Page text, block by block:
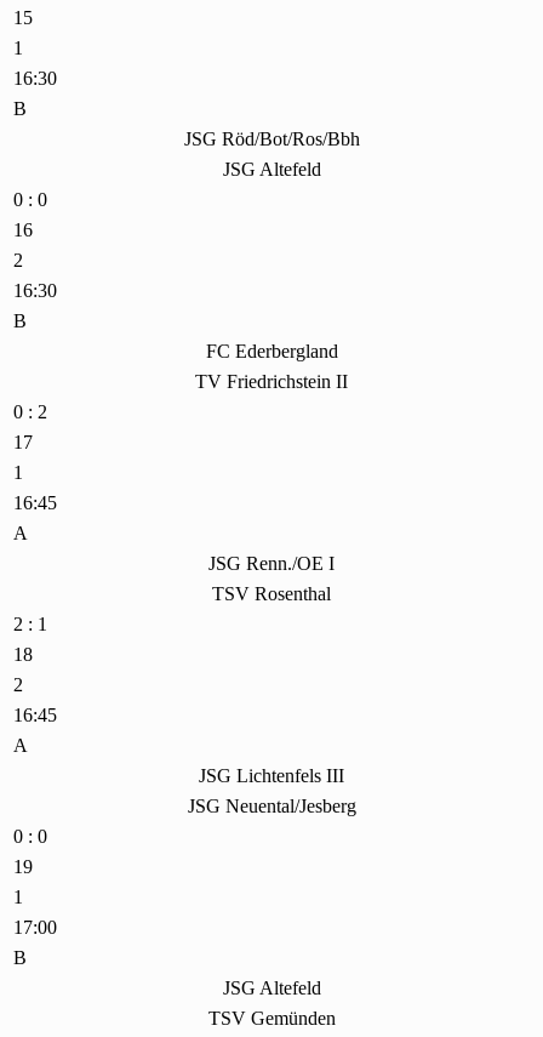
15
1
16:30
B
JSG Röd/Bot/Ros/Bbh
JSG Altefeld
0 : 0
16
2
16:30
B
FC Ederbergland
TV Friedrichstein II
0 : 2
17
1
16:45
A
JSG Renn./OE I
TSV Rosenthal
2 : 1
18
2
16:45
A
JSG Lichtenfels III
JSG Neuental/Jesberg
0 : 0
19
1
17:00
B
JSG Altefeld
TSV Gemünden